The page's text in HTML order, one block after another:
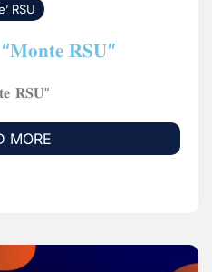
RSU
𝐑𝐒𝐔”
𝐑𝐒𝐔"
MORE